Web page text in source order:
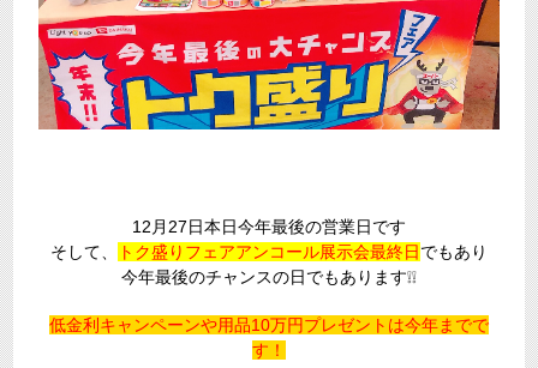
12月27日本日今年最後の営業日です
そして、
トク盛りフェアアンコール展示会最終日でもあり
今年最後のチャンスの日でもあります❕❕
低金利キャンペーンや用品10万円プレゼントは今年までで
す！